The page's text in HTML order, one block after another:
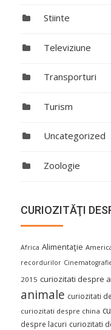
Stiinte
Televiziune
Transporturi
Turism
Uncategorized
Zoologie
CURIOZITĂŢI
Africa Alimentaţie
recordurilor
2015 curiozitati despre
animale curiozitati
curiozitati despre china
despre lacuri curiozitati